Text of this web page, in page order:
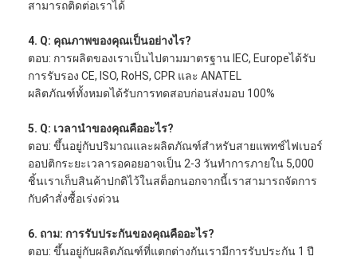
สามารถติดต่อเราได้
4. Q: คุณภาพของคุณเป็นอย่างไร?
ตอบ: การผลิตของเราเป็นไปตามมาตรฐาน IEC, Europeได้รับ
การรับรอง CE, ISO, RoHS, CPR และ ANATEL
ผลิตภัณฑ์ทั้งหมดได้รับการทดสอบก่อนส่งมอบ 100%
5. Q: เวลานำของคุณคืออะไร?
ตอบ: ขึ้นอยู่กับปริมาณและผลิตภัณฑ์สำหรับสายแพทช์ไฟเบอร์
ออปติกระยะเวลารอคอยอาจเป็น 2-3 วันทำการภายใน 5,000
ชิ้นเราเก็บสินค้าปกติไว้ในสต็อกนอกจากนี้เราสามารถจัดการ
กับคำสั่งซื้อเร่งด่วน
6. ถาม: การรับประกันของคุณคืออะไร?
ตอบ: ขึ้นอยู่กับผลิตภัณฑ์ที่แตกต่างกันเรามีการรับประกัน 1 ปี